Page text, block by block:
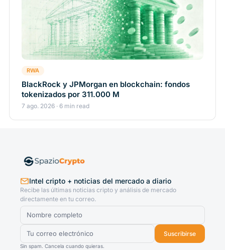
RWA
BlackRock y JPMorgan en blockchain: fondos
tokenizados por 311.000 M
7 ago. 2026 · 6 min read
Intel cripto + noticias del mercado a diario
Recibe las últimas noticias cripto y análisis de mercado
directamente en tu correo.
Suscribirse
Sin spam. Cancela cuando quieras.